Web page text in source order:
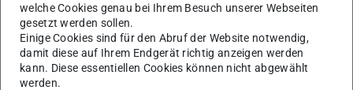
welche Cookies genau bei Ihrem Besuch unserer Webseiten
gesetzt werden sollen.
Einige Cookies sind für den Abruf der Website notwendig,
damit diese auf Ihrem Endgerät richtig anzeigen werden
kann. Diese essentiellen Cookies können nicht abgewählt
werden.